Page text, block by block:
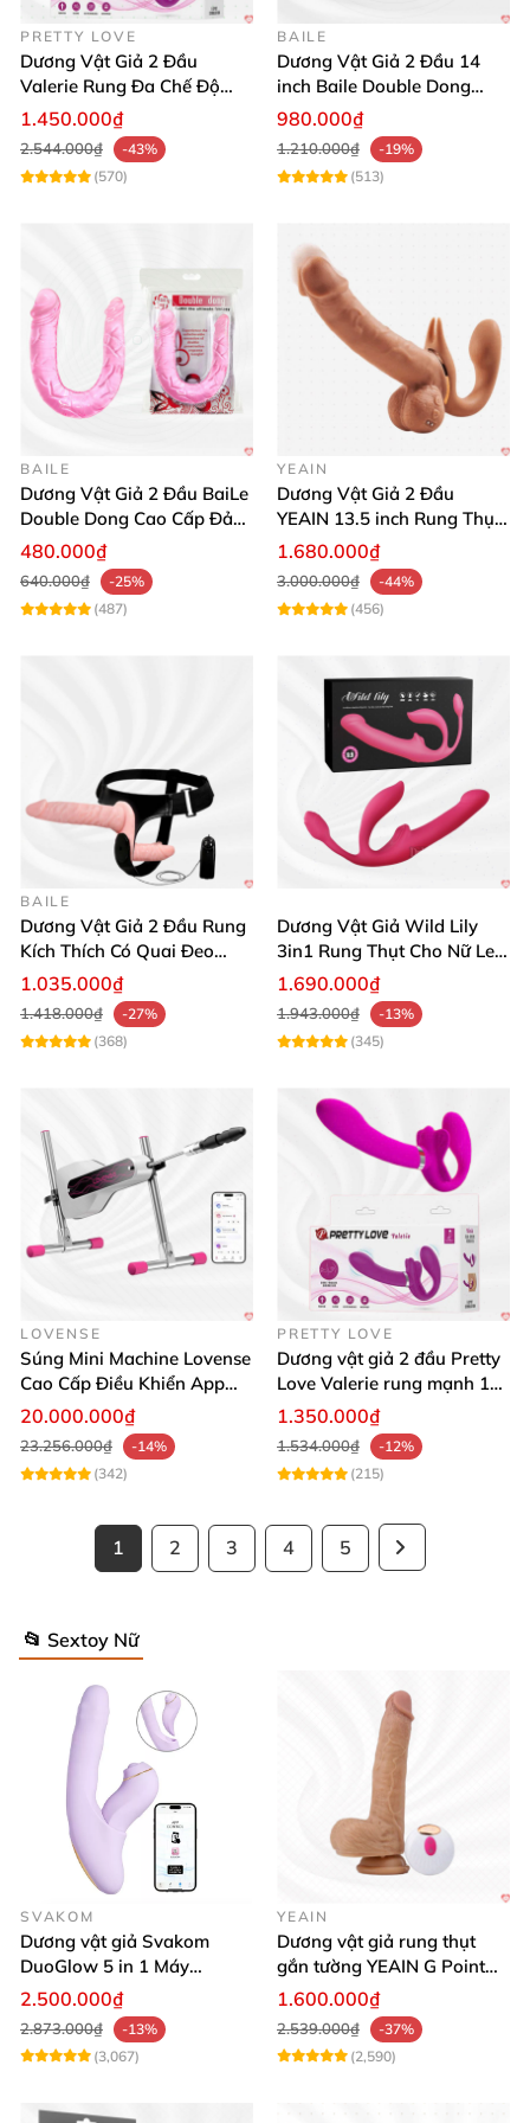
PRETTY LOVE
Dương Vật Giả 2 Đầu
Valerie Rung Đa Chế Độ
Kích Thích Les
1.450.000₫
2.544.000₫
-43%
(570)
BAILE
Dương Vật Giả 2 Đầu 14
inch Baile Double Dong
Siêu Mềm Hàng Chính
980.000₫
1.210.000₫
-19%
(513)
BAILE
Dương Vật Giả 2 Đầu BaiLe
Double Dong Cao Cấp Đảm
Bảo Độ Bền
480.000₫
640.000₫
-25%
(487)
YEAIN
Dương Vật Giả 2 Đầu
YEAIN 13.5 inch Rung Thụt
Siêu Thú Vị Sướng
1.680.000₫
3.000.000₫
-44%
(456)
BAILE
Dương Vật Giả 2 Đầu Rung
Kích Thích Có Quai Đeo
Baile Trap-On
1.035.000₫
1.418.000₫
-27%
(368)
Dương Vật Giả Wild Lily
3in1 Rung Thụt Cho Nữ Les
Kích Thích
1.690.000₫
1.943.000₫
-13%
(345)
LOVENSE
Súng Mini Machine Lovense
Cao Cấp Điều Khiển App
Siêu Phê
20.000.000₫
23.256.000₫
-14%
(342)
PRETTY LOVE
Dương vật giả 2 đầu Pretty
Love Valerie rung mạnh 12
chế độ thăng hoa
1.350.000₫
1.534.000₫
-12%
(215)
1 2 3 4 5
📂 Sextoy Nữ
SVAKOM
Dương vật giả Svakom
DuoGlow 5 in 1 Máy
Massage Điểm G & Âm Vật
Điều Khiển App
2.500.000₫
2.873.000₫
-13%
(3,067)
YEAIN
Dương vật giả rung thụt
gắn tường YEAIN G Point
siêu thực điều khiển từ xa
1.600.000₫
2.539.000₫
-37%
(2,590)